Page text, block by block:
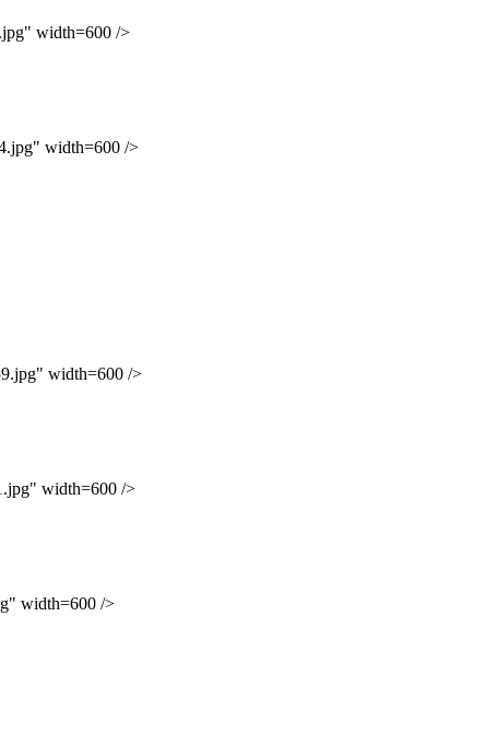
width=600 />
width=600 />
width=600 />
width=600 />
width=600 />